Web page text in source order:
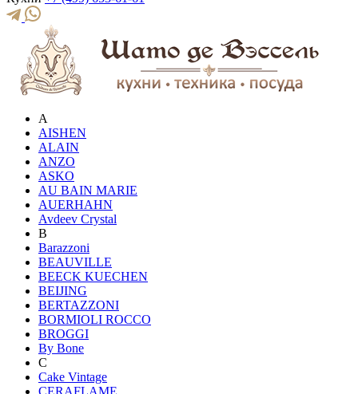
A
AISHEN
ALAIN
ANZO
ASKO
AU BAIN MARIE
AUERHAHN
Avdeev Crystal
B
Barazzoni
BEAUVILLE
BEECK KUECHEN
BEIJING
BERTAZZONI
BORMIOLI ROCCO
BROGGI
By Bone
C
Cake Vintage
CERAFLAME